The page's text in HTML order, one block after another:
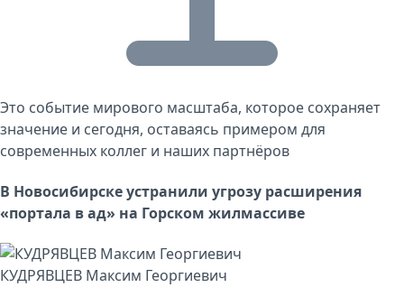
Это событие мирового масштаба, которое сохраняет
значение и сегодня, оставаясь примером для
современных коллег и наших партнёров
В Новосибирске устранили угрозу расширения
«портала в ад» на Горском жилмассиве
КУДРЯВЦЕВ Максим Георгиевич